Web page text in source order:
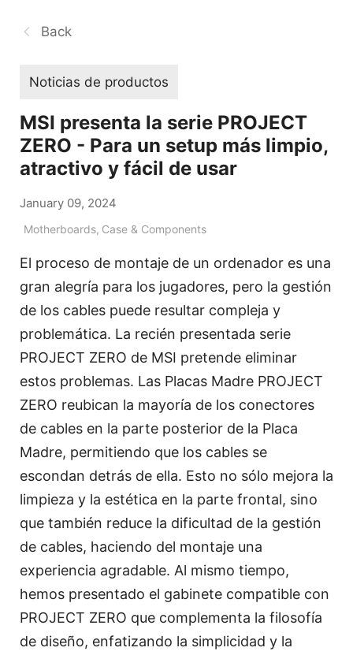
Back
Noticias de productos
MSI presenta la serie PROJECT
ZERO - Para un setup más limpio,
atractivo y fácil de usar
January 09, 2024
Motherboards, Case & Components
El proceso de montaje de un ordenador es una
gran alegría para los jugadores, pero la gestión
de los cables puede resultar compleja y
problemática. La recién presentada serie
PROJECT ZERO de MSI pretende eliminar
estos problemas. Las Placas Madre PROJECT
ZERO reubican la mayoría de los conectores
de cables en la parte posterior de la Placa
Madre, permitiendo que los cables se
escondan detrás de ella. Esto no sólo mejora la
limpieza y la estética en la parte frontal, sino
que también reduce la dificultad de la gestión
de cables, haciendo del montaje una
experiencia agradable. Al mismo tiempo,
hemos presentado el gabinete compatible con
PROJECT ZERO que complementa la filosofía
de diseño, enfatizando la simplicidad y la